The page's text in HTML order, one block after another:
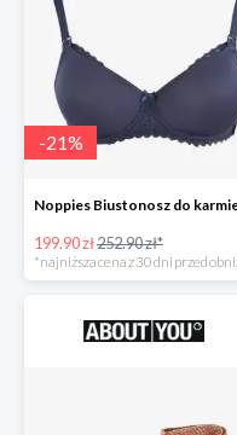
-21%
199.90 zł252.90 zł*